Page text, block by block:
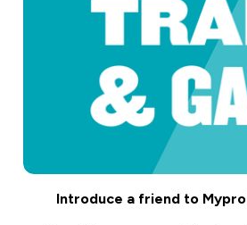
Introduce a friend to